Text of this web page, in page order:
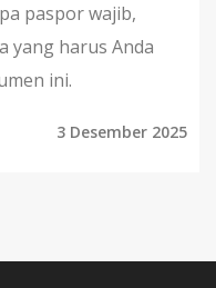
paspor wajib,
yang harus Anda
ini.
3 Desember 2025